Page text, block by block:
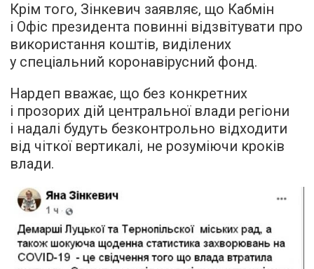
Крім того, Зінкевич заявляє, що Кабмін
і Офіс президента повинні відзвітувати про
використання коштів, виділених
у спеціальний коронавірусний фонд.
Нардеп вважає, що без конкретних
і прозорих дій центральної влади регіони
і надалі будуть безконтрольно відходити
від чіткої вертикалі, не розуміючи кроків
влади.